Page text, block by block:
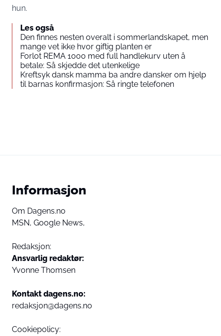
hun.
Les også
Den finnes nesten overalt i sommerlandskapet, men
mange vet ikke hvor giftig planten er
Forlot REMA 1000 med full handlekurv uten å
betale: Så skjedde det utenkelige
Kreftsyk dansk mamma ba andre dansker om hjelp
til barnas konfirmasjon: Så ringte telefonen
Informasjon
Om Dagens.no
MSN, Google News,
Redaksjon:
Ansvarlig redaktør:
Yvonne Thomsen
Kontakt dagens.no:
redaksjon@dagens.no
Cookiepolicy: